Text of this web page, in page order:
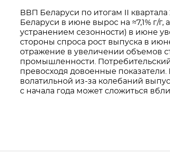
ВВП Беларуси по итогам II
Беларуси в июне вырос на ≈7,1% г/г,
устранением сезонности) в июне
стороны спроса рост выпуска в
отражение в увеличении объемов
промышленности.
превосходя довоенные
волатильной из-за колебаний
с начала года может сложиться